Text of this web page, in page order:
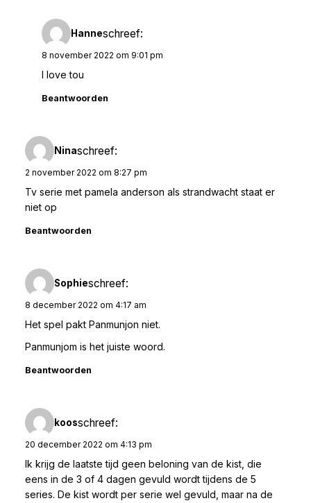
Hanneschreef:
8 november 2022 om 9:01 pm
I love tou
Beantwoorden
Ninaschreef:
2 november 2022 om 8:27 pm
Tv serie met pamela anderson als strandwacht staat er
niet op
Beantwoorden
Sophieschreef:
8 december 2022 om 4:17 am
Het spel pakt Panmunjon niet.
Panmunjom is het juiste woord.
Beantwoorden
koosschreef:
20 december 2022 om 4:13 pm
Ik krijg de laatste tijd geen beloning van de kist, die
eens in de 3 of 4 dagen gevuld wordt tijdens de 5
series. De kist wordt per serie wel gevuld, maar na de